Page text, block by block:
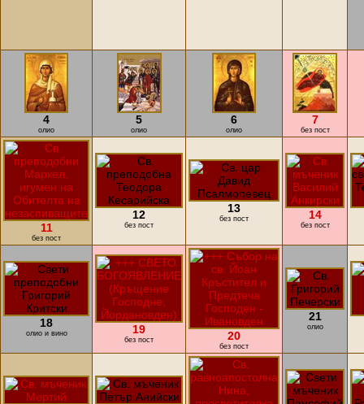
4
олио
5
олио
6
олио
7
без пост
11
без пост
12
без пост
13
без пост 14
без пост
18
олио и вино 19
без пост 20
без пост
21
олио